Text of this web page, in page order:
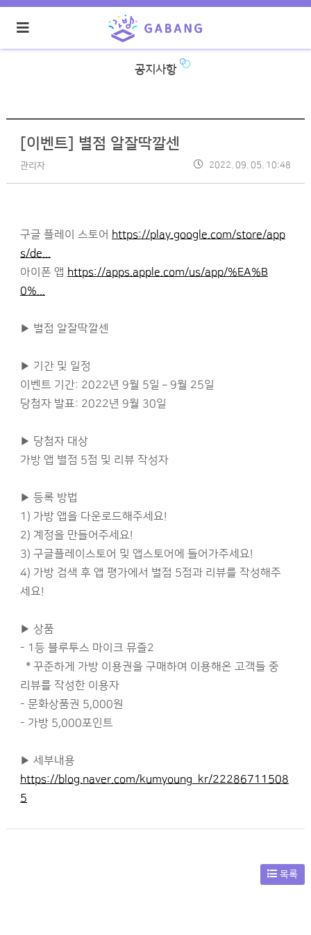
공지사항
[이벤트] 별점 알잘딱깔센
관리자 2022. 09. 05. 10:48
구글 플레이 스토어 https://play.google.com/store/app
s/de...
아이폰 앱 https://apps.apple.com/us/app/%EA%B
0%...
▶ 별점 알잘딱깔센
▶ 기간 및 일정
이벤트 기간: 2022년 9월 5일 – 9월 25일
당첨자 발표: 2022년 9월 30일
▶ 당첨자 대상
가방 앱 별점 5점 및 리뷰 작성자
▶ 등록 방법
1) 가방 앱을 다운로드해주세요!
2) 계정을 만들어주세요!
3) 구글플레이스토어 및 앱스토어에 들어가주세요!
4) 가방 검색 후 앱 평가에서 별점 5점과 리뷰를 작성해주
세요!
▶ 상품
- 1등 블루투스 마이크 뮤즐2
* 꾸준하게 가방 이용권을 구매하여 이용해온 고객들 중
리뷰를 작성한 이용자
- 문화상품권 5,000원
- 가방 5,000포인트
▶ 세부내용
https://blog.naver.com/kumyoung_kr/22286711508
5
목록